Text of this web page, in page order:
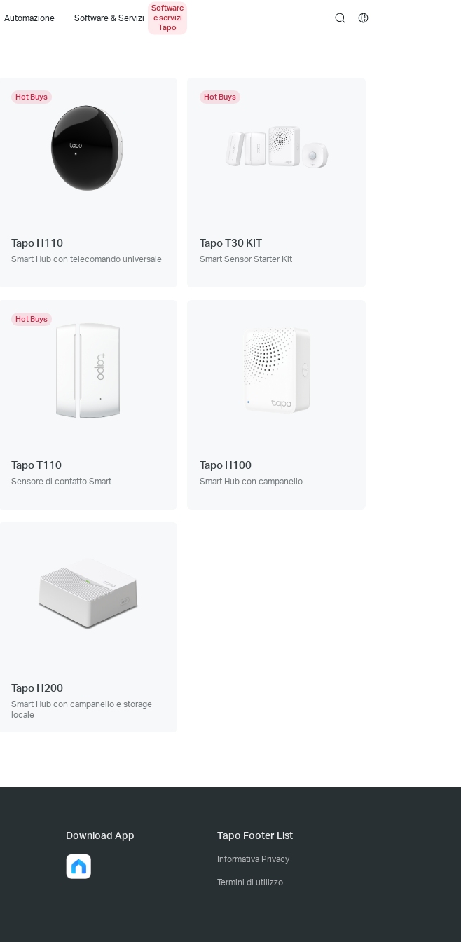
Automazione Software & Servizi search
Hot Buys
Tapo H110
Smart Hub con telecomando universale
Hot Buys
Tapo T30 KIT
Smart Sensor Starter Kit
Hot Buys
Tapo T110
Sensore di contatto Smart
Tapo H100
Smart Hub con campanello
Tapo H200
Smart Hub con campanello e storage
locale
Download App Tapo Footer List
Informativa Privacy
Termini di utilizzo